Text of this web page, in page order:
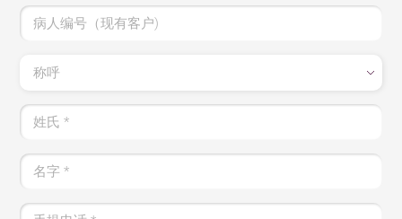
病人编号（现有客户)
称呼
姓氏*
名字*